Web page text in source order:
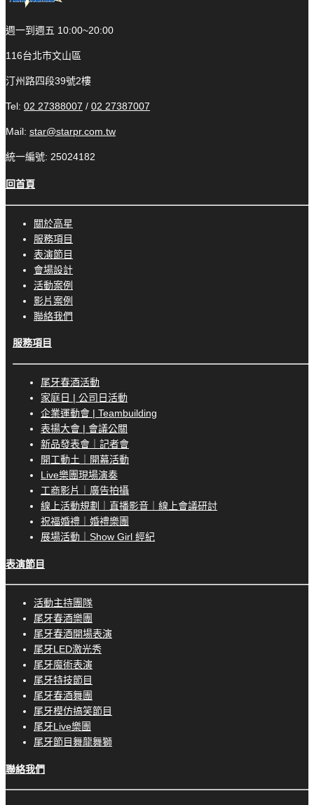
週一到週五 10:00~20:00
116台北市文山區
汀州路四段39號2樓
Tel: 02 27388007 / 02 27387007
Mail: star@starpr.com.tw
統一編號: 25024182
回首頁
關於高星
服務項目
表演節目
會場設計
活動案例
影片案例
聯絡我們
服務項目
尾牙春酒活動
家庭日 | 公司日活動
企業運動會 | Teambuilding
表揚大會 | 會議公關
新品發表會｜記者會
開工動土｜開幕活動
Live樂團現場演奏
工商影片｜廣告拍攝
線上活動規劃｜直播影音｜線上會議研討
祝福婚禮｜婚禮樂團
展場活動｜Show Girl 經紀
表演節目
活動主持團隊
尾牙春酒樂團
尾牙春酒開場表演
尾牙LED激光秀
尾牙魔術表演
尾牙特技節目
尾牙春酒舞團
尾牙模仿搞笑節目
尾牙Live樂團
尾牙節目舞龍舞獅
聯絡我們